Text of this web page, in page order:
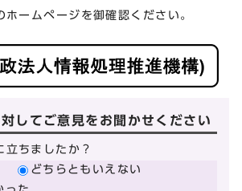
ームページを御確認ください。
してご意見をお聞かせください
立ちましたか？
どちらともいえない